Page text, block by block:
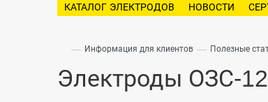
КАТАЛОГ ЭЛЕКТРОДОВ НОВОСТИ
— Информация для клиентов — Полезные
Электроды ОЗС-